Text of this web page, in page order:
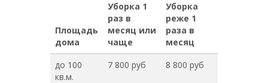
Площадь
дома
Уборка 1
раз в
месяц или
чаще
Уборка
реже 1
раза в
месяц
до 100
кв.м.
7 800 руб 8 800 руб